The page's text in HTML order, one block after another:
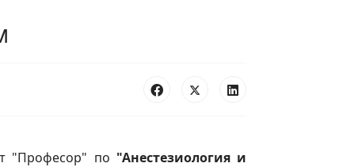
"Професор" по "Анестезиология и